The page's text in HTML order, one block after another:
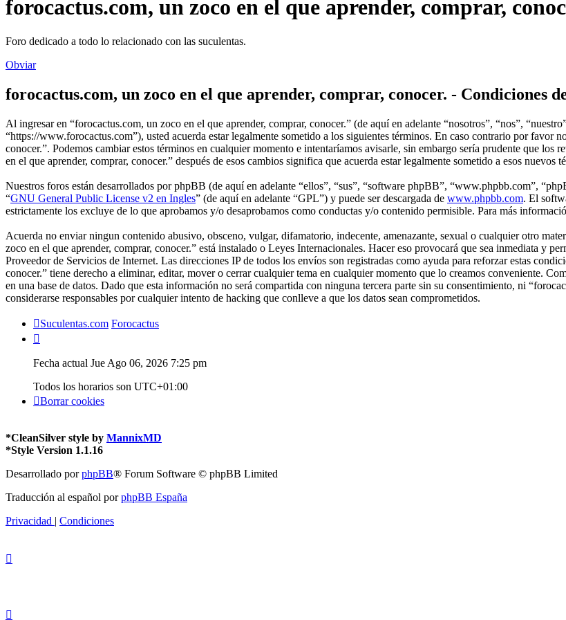
forocactus.com, un zoco en el que aprender, comprar,
Foro dedicado a todo lo relacionado con las suculentas.
Obviar
forocactus.com, un zoco en el que aprender, comprar, conocer. - Condiciones
Al ingresar en “forocactus.com, un zoco en el que aprender, comprar, conocer.” (de aquí en adelante “nosotros”, “nos”,
“https://www.forocactus.com”), usted acuerda estar legalmente sometido a los siguientes términos. En caso contrario por favor
conocer.”. Podemos cambiar estos términos en cualquier momento e intentaríamos avisarle, sin embargo sería prudente que los
en el que aprender, comprar, conocer.” después de esos cambios significa que acuerda estar legalmente sometido a esos
Nuestros foros están desarrollados por phpBB (de aquí en adelante “ellos”, “sus”, “software phpBB”, “www.phpbb.com”,
“GNU General Public License v2 en Ingles” (de aquí en adelante “GPL”) y puede ser descargada de www.phpbb.com. El
estrictamente los excluye de lo que aprobamos y/o desaprobamos como conductas y/o contenido permisible. Para más
Acuerda no enviar ningun contenido abusivo, obsceno, vulgar, difamatorio, indecente, amenazante, sexual o cualquier otro
zoco en el que aprender, comprar, conocer.” está instalado o Leyes Internacionales. Hacer eso provocará que sea inmediata y
Proveedor de Servicios de Internet. Las direcciones IP de todos los envíos son registradas como ayuda para reforzar estas
conocer.” tiene derecho a eliminar, editar, mover o cerrar cualquier tema en cualquier momento que lo creamos conveniente.
en una base de datos. Dado que esta información no será compartida con ninguna tercera parte sin su consentimiento, ni
considerarse responsables por cualquier intento de hacking que conlleve a que los datos sean comprometidos.
Suculentas.com Forocactus
Fecha actual Jue Ago 06, 2026 7:25 pm
Todos los horarios son UTC+01:00
Borrar cookies
*CleanSilver style by MannixMD
*Style Version 1.1.16
Desarrollado porphpBB® Forum Software © phpBB Limited
Traducción al español porphpBB España
Privacidad | Condiciones